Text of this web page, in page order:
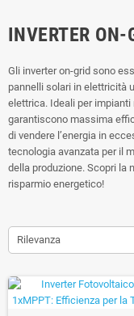
INVERTER ON-
Gli inverter on-grid sono
pannelli solari in elettricità
elettrica. Ideali per
garantiscono massima
di vendere l’energia in
tecnologia avanzata per il
della produzione. Scopri la
risparmio energetico!
Rilevanza